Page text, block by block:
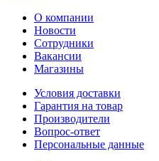
О компании
Новости
Сотрудники
Вакансии
Магазины
Условия доставки
Гарантия на товар
Производители
Вопрос-ответ
Персональные данные